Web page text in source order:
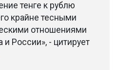
тенге к рублю
крайне тесными
отношениями
и России», - цитирует